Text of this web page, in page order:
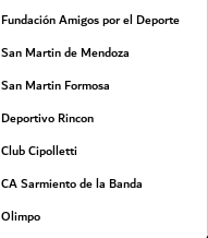
Fundación Amigos por el Deporte
San Martin de Mendoza
San Martin Formosa
Deportivo Rincon
Club Cipolletti
CA Sarmiento de la Banda
Olimpo